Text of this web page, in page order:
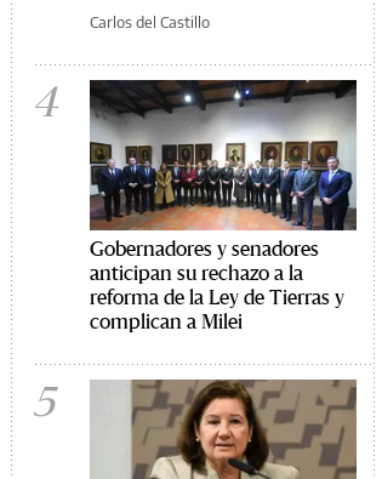
Carlos del Castillo
4
Gobernadores y senadores
anticipan su rechazo a la
reforma de la Ley de Tierras y
complican a Milei
5